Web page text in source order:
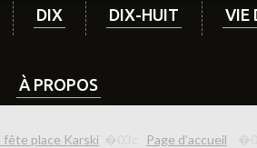
DIX DIX-HUIT VIE
À PROPOS
fête place Karski Page d'accueil